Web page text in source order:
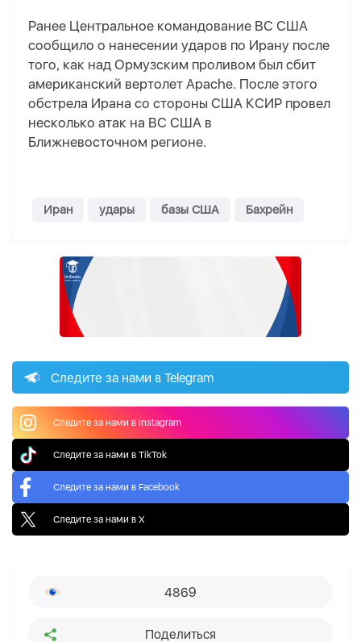
Ранее Центральное командование ВС США
сообщило о нанесении ударов по Ирану после
того, как над Ормузским проливом был сбит
американский вертолет Apache. После этого
обстрела Ирана со стороны США КСИР провел
несколько атак на ВС США в
Ближневосточном регионе.
Иран удары базы США Бахрейн
Следите за нами в Telegram
Следите за нами в Instagram
Следите за нами в TikTok
Следите за нами в Facebook
Следите за нами в X
4869
Поделиться